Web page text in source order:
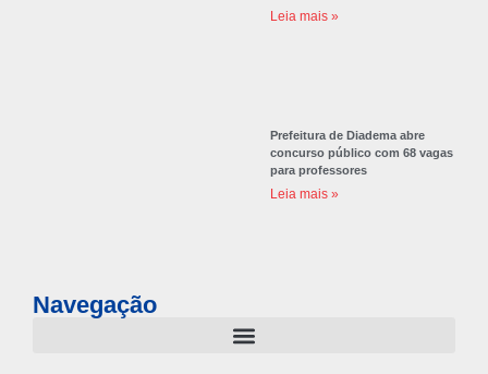
Leia mais »
Prefeitura de Diadema abre
concurso público com 68 vagas
para professores
Leia mais »
Navegação